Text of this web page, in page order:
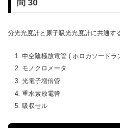
問 30
分光光度計と原子吸光光度計に共通す
中空陰極放電管 ( ホロカソードラ
モノクロメータ
光電子増倍管
重水素放電管
吸収セル